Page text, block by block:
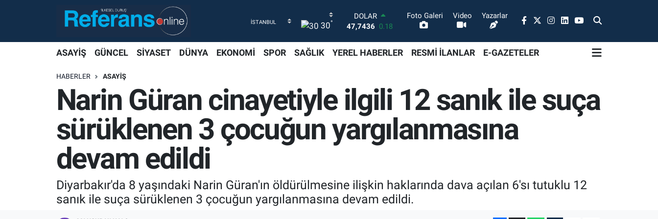
30°
DOLAR
47,7436 0.18
STERLİN
6660.55
0.03
BİST100
13.779 -14
BITCOIN
64.944,08
Foto Galeri Video Yazarlar
ASAYİŞ GÜNCEL SİYASET DÜNYA EKONOMİ SPOR SAĞLIK YEREL HABERLER RESMİ İLANLAR E-GAZETELER
HABERLER ASAYİŞ
Narin Güran cinayetiyle ilgili 12 sanık ile suça
sürüklenen 3 çocuğun yargılanmasına
devam edildi
Diyarbakır'da 8 yaşındaki Narin Güran'ın öldürülmesine ilişkin haklarında dava açılan 6'sı tutuklu 12
sanık ile suça sürüklenen 3 çocuğun yargılanmasına devam edildi.